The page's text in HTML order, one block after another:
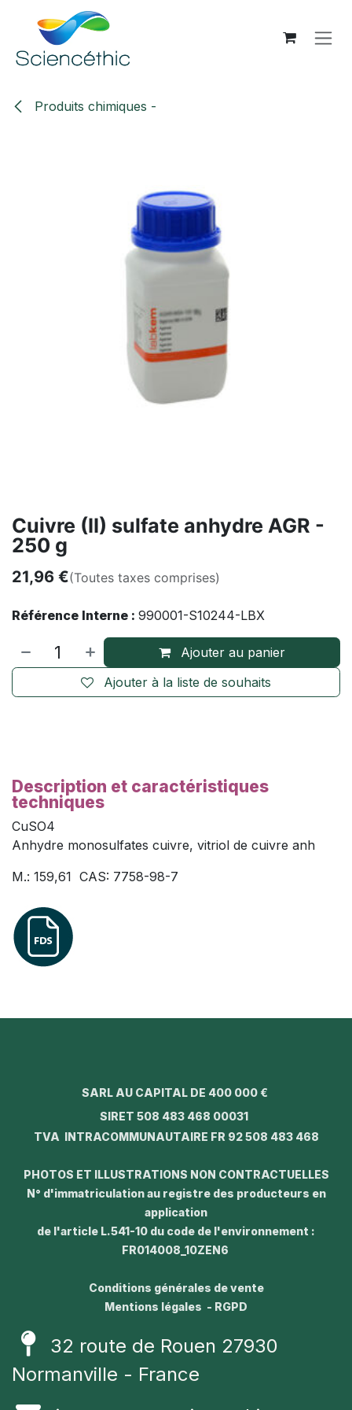
Se rendre au contenu
Produits chimiques -
Cuivre (II) sulfate anhydre AGR -
250 g
21,96 €(Toutes taxes comprises)
Référence Interne : 990001-S10244-LBX
Ajouter au panier
Ajouter à la liste de souhaits
Description et caractéristiques
techniques
CuSO4
Anhydre monosulfates cuivre, vitriol de cuivre anh
M.: 159,61 CAS: 7758-98-7
SARL AU CAPITAL DE 400 000 €
SIRET 508 483 468 00031
TVA INTRACOMMUNAUTAIRE FR 92 508 483 468
PHOTOS ET ILLUSTRATIONS NON CONTRACTUELLES
N° d'immatriculation au registre des producteurs en
application
de l'article L.541-10 du code de l'environnement :
FR014008_10ZEN6
Conditions générales de vente
Mentions légales - RGPD
32 route de Rouen 27930
Normanville - France